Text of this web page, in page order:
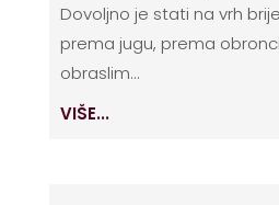
Dovoljno je stati na vrh
prema jugu, prema
obraslim...
VIŠE...